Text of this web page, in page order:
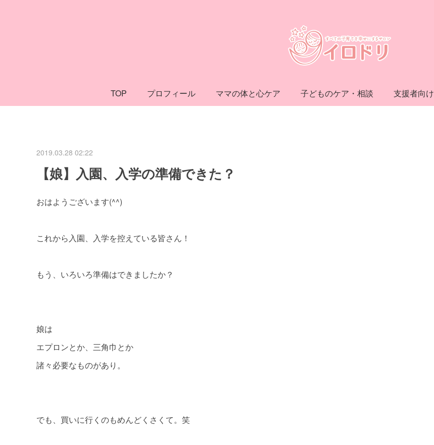
TOP プロフィール ママの体と心ケア 子どものケア・相談 支援者向け
2019.03.28 02:22
【娘】入園、入学の準備できた？
おはようございます(^^)
これから入園、入学を控えている皆さん！
もう、いろいろ準備はできましたか？
娘は
エプロンとか、三角巾とか
諸々必要なものがあり。
でも、買いに行くのもめんどくさくて。笑